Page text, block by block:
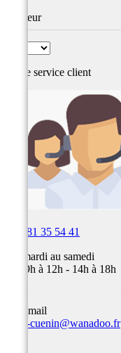
Couleur
Notre service client
03 81 35 54 41
Du mardi au samedi
de 09h à 12h - 14h à 18h
Par email
team-cuenin@wanadoo.fr